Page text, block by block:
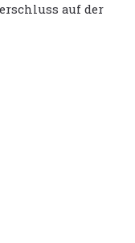
auf der